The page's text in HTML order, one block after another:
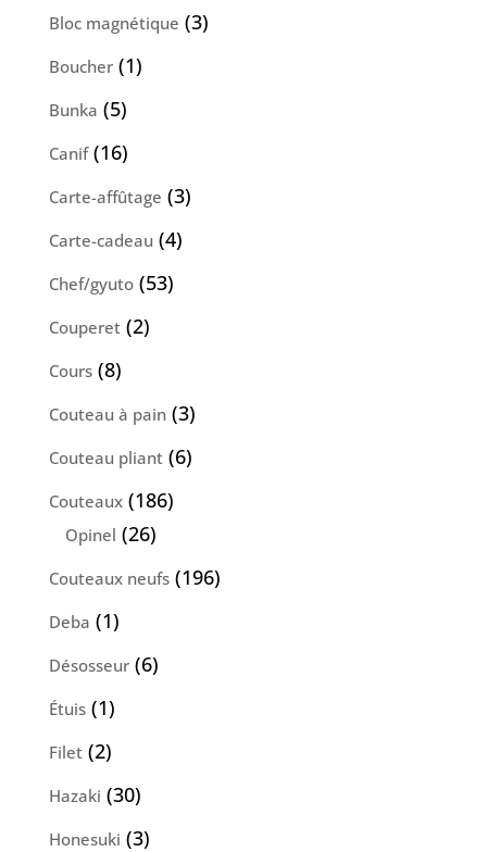
Bloc magnétique 33
Boucher 11
Bunka 55
produits
Canif 1616
produits
Carte-affûtage 33
Carte-cadeau 44
Chef/gyuto 5353
Couperet 22
Cours 88
produits
Couteau à pain 33
produits
Couteau pliant 66
Couteaux 186186
Opinel 2626
produits
Couteaux neufs 196196
Deba 11
produit
Désosseur 66
Étuis 11
produit
Filet 22
produits
Hazaki 3030
produits
Honesuki 33